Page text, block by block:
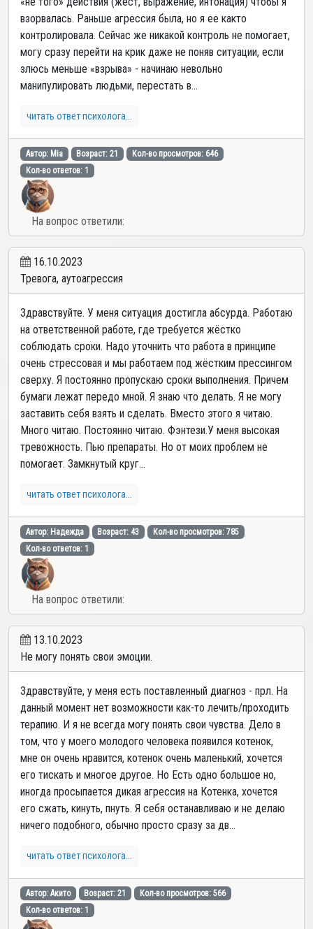
взорвалась. Раньше агрессия была, но я ее както
контролировала. Сейчас же никакой контроль не помогает,
могу сразу перейти на крик даже не поняв ситуации, если
злюсь меньше «взрыва» - начинаю невольно
манипулировать людьми, перестать в...
читать ответ психолога...
Автор: Mia Возраст: 21
Кол-во просмотров: 646
Кол-во ответов: 1
На вопрос ответили:
16.10.2023
Тревога, аутоагрессия
Здравствуйте. У меня ситуация достигла абсурда. Работаю
на ответственной работе, где требуется жёстко
соблюдать сроки. Надо уточнить что работа в принципе
очень стрессовая и мы работаем под жёстким прессингом
сверху. Я постоянно пропускаю сроки выполнения. Причем
бумаги лежат передо мной. Я знаю что делать. Я не могу
заставить себя взять и сделать. Вместо этого я читаю.
Много читаю. Постоянно читаю. Фэнтези.У меня высокая
тревожность. Пью препараты. Но от моих проблем не
помогает. Замкнутый круг...
читать ответ психолога...
Автор: Надежда Возраст: 43
Кол-во просмотров: 785
Кол-во ответов: 1
На вопрос ответили:
13.10.2023
Не могу понять свои эмоции.
Здравствуйте, у меня есть поставленный диагноз - прл. На
данный момент нет возможности как-то лечить/проходить
терапию. И я не всегда могу понять свои чувства. Дело в
том, что у моего молодого человека появился котенок,
мне он очень нравится, котенок очень маленький, хочется
его тискать и многое другое. Но Есть одно большое но,
иногда просыпается дикая агрессия на Котенка, хочется
его сжать, кинуть, пнуть. Я себя останавливаю и не делаю
ничего подобного, обычно просто сразу за дв...
читать ответ психолога...
Автор: Акито Возраст: 21
Кол-во просмотров: 566
Кол-во ответов: 1